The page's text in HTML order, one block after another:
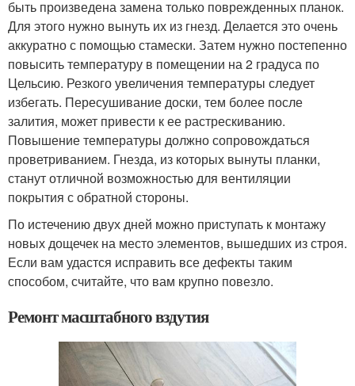
быть произведена замена только поврежденных планок.
Для этого нужно вынуть их из гнезд. Делается это очень
аккуратно с помощью стамески. Затем нужно постепенно
повысить температуру в помещении на 2 градуса по
Цельсию. Резкого увеличения температуры следует
избегать. Пересушивание доски, тем более после
залития, может привести к ее растрескиванию.
Повышение температуры должно сопровождаться
проветриванием. Гнезда, из которых вынуты планки,
станут отличной возможностью для вентиляции
покрытия с обратной стороны.
По истечению двух дней можно приступать к монтажу
новых дощечек на место элементов, вышедших из строя.
Если вам удастся исправить все дефекты таким
способом, считайте, что вам крупно повезло.
Ремонт масштабного вздутия